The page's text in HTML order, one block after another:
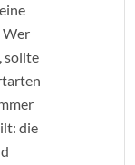
Wer
sollte
die